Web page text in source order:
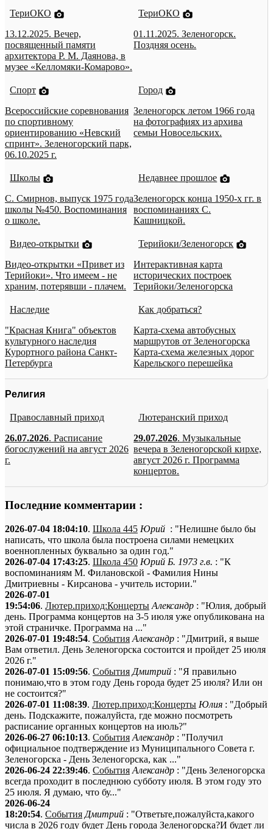
ТериОКО
13.12.2025. Вечер,
посвященный памяти
архитектора Р. М. Даянова, в
музее «Келломяки-Комарово».
ТериОКО
01.11.2025. Зеленогорск.
Поздняя осень.
Спорт
Всероссийские соревнования
по спортивному
ориентированию «Невский
спринт». Зеленогорский парк,
06.10.2025 г.
Город
Зеленогорск летом 1966 года
на фотографиях из архива
семьи Новосельских.
Школы
С. Смирнов, выпуск 1975 года
школы №450. Воспоминания
о школе.
Недавнее прошлое
Зеленогорск конца 1950-х гг. в
воспоминаниях С.
Кашницкой.
Видео-открытки
Видео-открытки «Привет из
Терийоки». Что имеем - не
храним, потерявши - плачем.
Терийоки/Зеленогорск
Интерактивная карта
исторических построек
Терийоки/Зеленогорска
Наследие
"Красная Книга" объектов
культурного наследия
Курортного района Санкт-
Петербурга
Как добраться?
Карта-схема автобусных
маршрутов от Зеленогорска
Карта-схема железных дорог
Карельского перешейка
Религия
Православный приход
26.07.2026. Расписание
богослужений на август 2026
г.
Лютеранский приход
29.07.2026. Музыкальные
вечера в Зеленогорской кирхе,
август 2026 г. Программа
концертов.
Последние комментарии :
2026-07-04 18:04:10. Школа 445 Юрий : "Нелишне было бы
написать, что школа была построена силами немецких
военнопленных буквально за один год."
2026-07-04 17:43:25. Школа 450 Юрий Б. 1973 г.в. : "К
воспоминаниям М. Филановской - Фамилия Нины
Дмитриевны - Кирсанова - учитель истории."
2026-07-01
19:54:06. Лютер.приход:Концерты Александр : "Юлия, добрый
день. Программа концертов на 3-5 июля уже опубликована на
этой страничке. Программа на ..."
2026-07-01 19:48:54. События Александр : "Дмитрий, я выше
Вам ответил. День Зеленогорска состоится и пройдет 25 июля
2026 г."
2026-07-01 15:09:56. События Дмитрий : "Я правильно
понимаю,что в этом году День города будет 25 июля? Или он
не состоится?"
2026-07-01 11:08:39. Лютер.приход:Концерты Юлия : "Добрый
день. Подскажите, пожалуйста, где можно посмотреть
расписание органных концертов на июль?"
2026-06-27 06:10:13. События Александр : "Получил
официальное подтверждение из Муниципального Совета г.
Зеленогорска - День Зеленогорска, как ..."
2026-06-24 22:39:46. События Александр : "День Зеленогорска
всегда проходит в последнюю субботу июля. В этом году это
25 июля. Я думаю, что бу..."
2026-06-24
18:20:54. События Дмитрий : "Ответьте,пожалуйста,какого
числа в 2026 году будет День города Зеленогорска?И будет ли